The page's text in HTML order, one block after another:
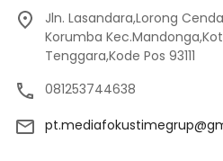
Jln. Lasandara,Lorong
Korumba
Tenggara,Kode Pos 93111
081253744638